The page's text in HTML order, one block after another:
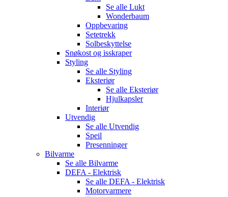
Se alle Lukt
Wonderbaum
Oppbevaring
Setetrekk
Solbeskyttelse
Snøkost og isskraper
Styling
Se alle Styling
Eksteriør
Se alle Eksteriør
Hjulkapsler
Interiør
Utvendig
Se alle Utvendig
Speil
Presenninger
Bilvarme
Se alle Bilvarme
DEFA - Elektrisk
Se alle DEFA - Elektrisk
Motorvarmere